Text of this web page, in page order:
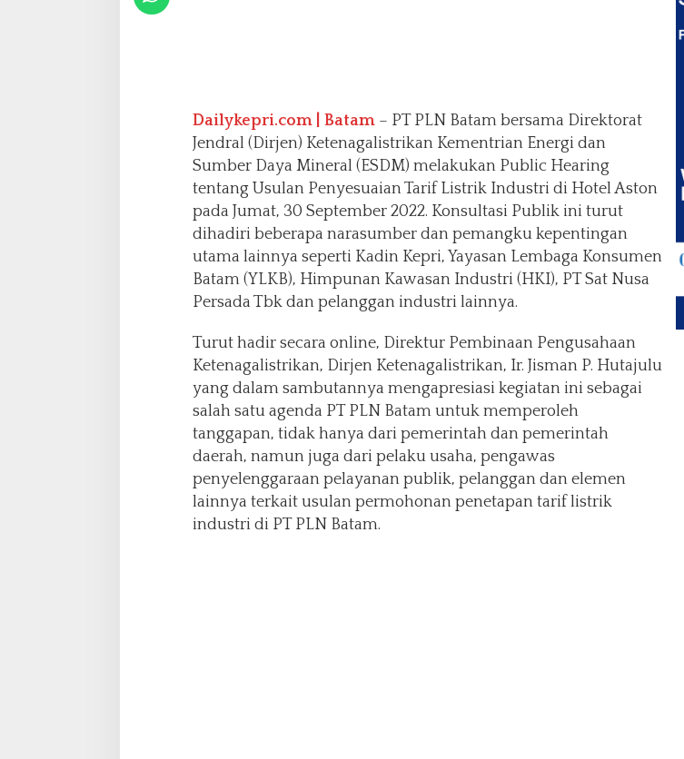
g
U
s
l
a
n
P
e
n
y
s
u
a
a
n
T
a
i
f
Dailykepri.com | Batam– PT PLN Batam bersama Direktorat
Jendral (Dirjen) Ketenagalistrikan Kementrian Energi dan
Sumber Daya Mineral (ESDM) melakukan Public Hearing
tentang Usulan Penyesuaian Tarif Listrik Industri di Hotel Aston
pada Jumat, 30 September 2022. Konsultasi Publik ini turut
dihadiri beberapa narasumber dan pemangku kepentingan
utama lainnya seperti Kadin Kepri, Yayasan Lembaga Konsumen
Batam (YLKB), Himpunan Kawasan Industri (HKI), PT Sat Nusa
Persada Tbk dan pelanggan industri lainnya.
Turut hadir secara online, Direktur Pembinaan Pengusahaan
Ketenagalistrikan, Dirjen Ketenagalistrikan, Ir. Jisman P. Hutajulu
yang dalam sambutannya mengapresiasi kegiatan ini sebagai
salah satu agenda PT PLN Batam untuk memperoleh
tanggapan, tidak hanya dari pemerintah dan pemerintah
daerah, namun juga dari pelaku usaha, pengawas
penyelenggaraan pelayanan publik, pelanggan dan elemen
lainnya terkait usulan permohonan penetapan tarif listrik
industri di PT PLN Batam.